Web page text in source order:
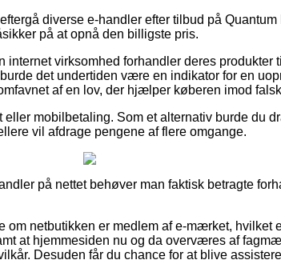
diverse e-handler efter tilbud på
på at opnå den billigste pris.
internet virksomhed forhandler deres produkter
det undertiden være en indikator for en
af en lov, der hjælper køberen imod
mobilbetaling. Som et alternativ burde du
vil afdrage pengene af flere omgange.
på nettet behøver man faktisk betragte
om netbutikken er medlem af e-mærket, hvilket
at hjemmesiden nu og da overværes af
Desuden får du chance for at blive